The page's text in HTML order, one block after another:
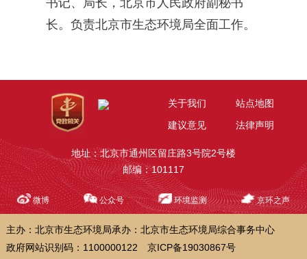
书记、局长，北京市人民政府副秘书
长。负责北京市生态环境局全面工作。
关于我们
站点地图
建议意见
法律声明
地址：北京市通州区留庄路3号院2号楼
邮编：101117
微博 公众号 环境监测 京环之声
主办：北京市生态环境局承办：北京市生态环境局综合事务中心
政府网站识别码：1100000122
京ICP备19030867号